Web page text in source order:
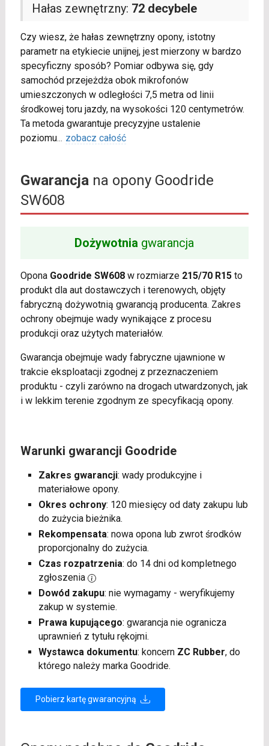
Hałas zewnętrzny: 72 decybele
Czy wiesz, że hałas zewnętrzny opony, istotny
parametr na etykiecie unijnej, jest mierzony w bardzo
specyficzny sposób? Pomiar odbywa się, gdy
samochód przejeżdża obok mikrofonów
umieszczonych w odległości 7,5 metra od linii
środkowej toru jazdy, na wysokości 120 centymetrów.
Ta metoda gwarantuje precyzyjne ustalenie
poziomu... zobacz całość
Gwarancjana opony Goodride
SW608
Dożywotnia gwarancja
Opona Goodride SW608w rozmiarze 215/70 R15to
produkt dla aut dostawczych i terenowych, objęty
fabryczną dożywotnią gwarancją producenta. Zakres
ochrony obejmuje wady wynikające z procesu
produkcji oraz użytych materiałów.
Gwarancja obejmuje wady fabryczne ujawnione w
trakcie eksploatacji zgodnej z przeznaczeniem
produktu - czyli zarówno na drogach utwardzonych, jak
i w lekkim terenie zgodnym ze specyfikacją opony.
Warunki gwarancji Goodride
Zakres gwarancji: wady produkcyjne i
materiałowe opony.
Okres ochrony: 120 miesięcy od daty zakupu lub
do zużycia bieżnika.
Rekompensata: nowa opona lub zwrot środków
proporcjonalny do zużycia.
Czas rozpatrzenia: do 14 dni od kompletnego
zgłoszenia
Dowód zakupu: nie wymagamy - weryfikujemy
zakup w systemie.
Prawa kupującego: gwarancja nie ogranicza
uprawnień z tytułu rękojmi.
Wystawca dokumentu: koncern ZC Rubber, do
którego należy marka Goodride.
Pobierz kartę gwarancyjną